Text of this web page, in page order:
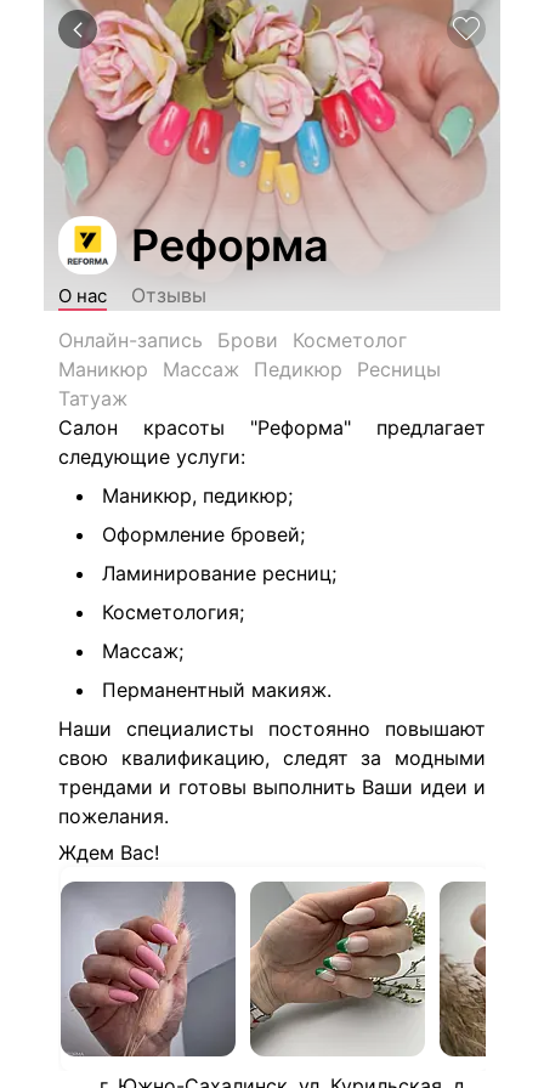
Реформа
О нас
Отзывы
Онлайн-запись
Брови
Косметолог
Маникюр
Массаж Педикюр
Ресницы
Татуаж
Салон красоты "Реформа" предлагает
следующие услуги:
Маникюр, педикюр;
Оформление бровей;
Ламинирование ресниц;
Косметология;
Массаж;
Перманентный макияж.
Наши специалисты постоянно повышают
свою квалификацию, следят за модными
трендами и готовы выполнить Ваши идеи и
пожелания.
Ждем Вас!